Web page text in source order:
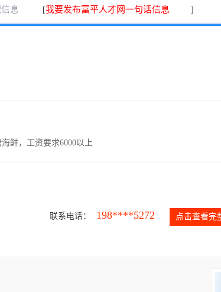
息 [我要发布富平人才网一句话信息 ]
鲜，工资要求6000以上
联系电话： 198****5272 点击查看完